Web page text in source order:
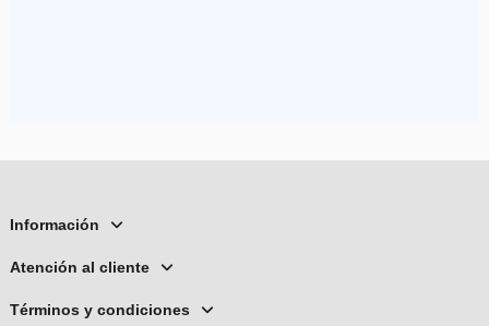
Información
Atención al cliente
Términos y condiciones